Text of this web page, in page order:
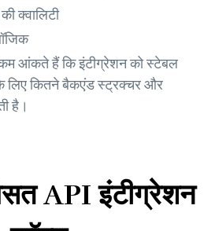
क्वालिटी
आंकते हैं कि इंटीग्रेशन को स्टेबल
कितने बैकएंड स्ट्रक्चर और
है।
API इंटीग्रेशन